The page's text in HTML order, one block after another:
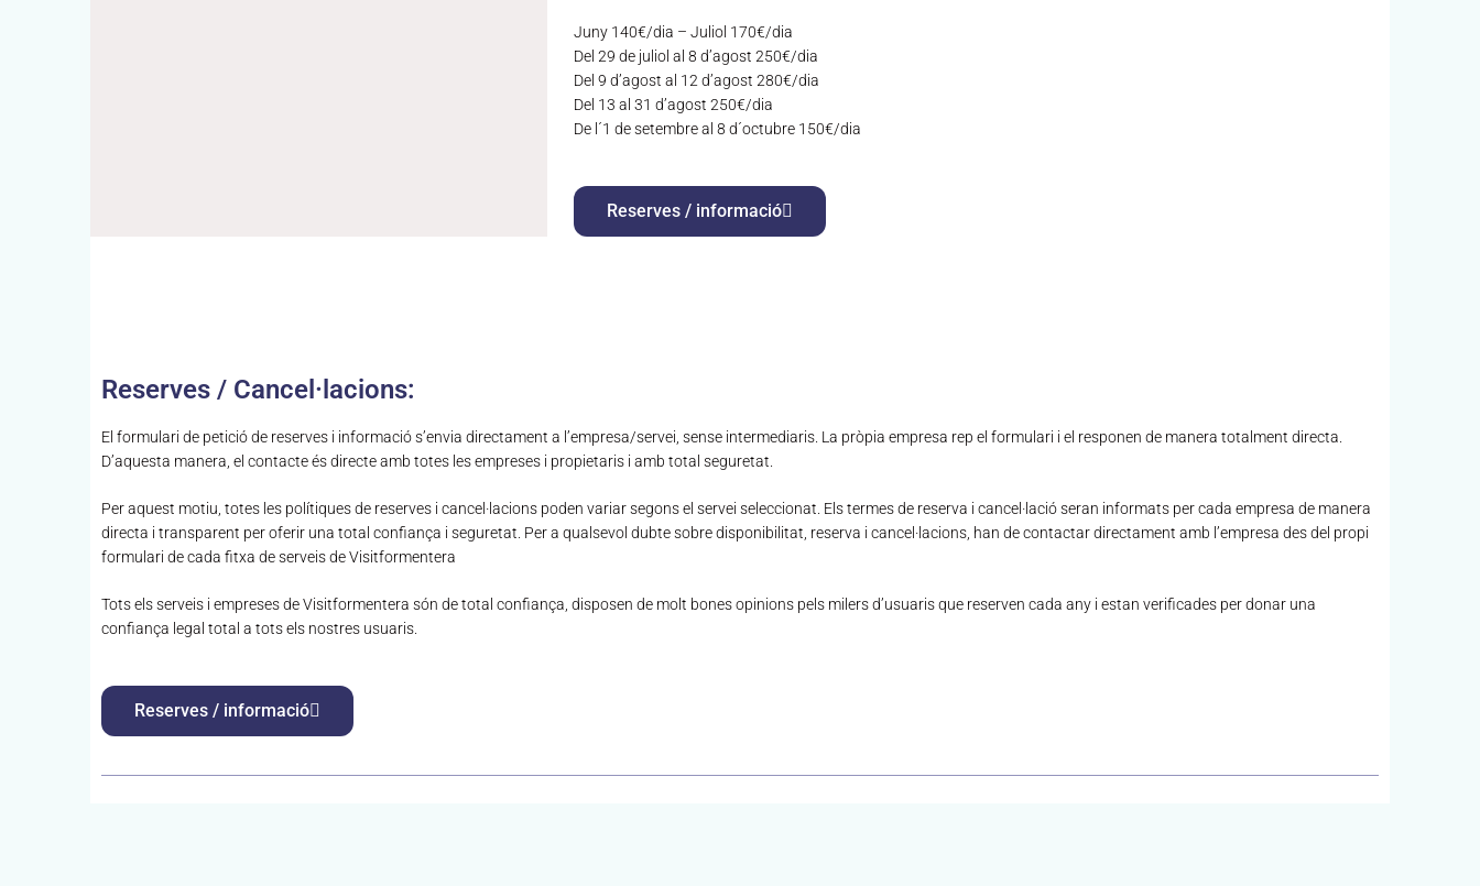
Juny 140€/dia – Juliol 170€/dia
Del 29 de juliol al 8 d’agost 250€/dia
Del 9 d’agost al 12 d’agost 280€/dia
Del 13 al 31 d’agost 250€/dia
De l´1 de setembre al 8 d´octubre 150€/dia
Reserves / informació
Reserves / Cancel·lacions:
El formulari de petició de reserves i informació s’envia directament a l’empresa/servei, sense intermediaris. La pròpia empresa rep el formulari i el responen de manera totalment directa.
D’aquesta manera, el contacte és directe amb totes les empreses i propietaris i amb total seguretat.
Per aquest motiu, totes les polítiques de reserves i cancel·lacions poden variar segons el servei seleccionat. Els termes de reserva i cancel·lació seran informats per cada empresa de manera
directa i transparent per oferir una total confiança i seguretat. Per a qualsevol dubte sobre disponibilitat, reserva i cancel·lacions, han de contactar directament amb l’empresa des del propi
formulari de cada fitxa de serveis de Visitformentera
Tots els serveis i empreses de Visitformentera són de total confiança, disposen de molt bones opinions pels milers d’usuaris que reserven cada any i estan verificades per donar una
confiança legal total a tots els nostres usuaris.
Reserves / informació